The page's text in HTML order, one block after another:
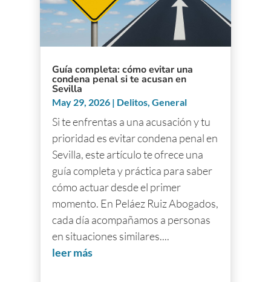
Guía completa: cómo evitar una
condena penal si te acusan en
Sevilla
May 29, 2026 | Delitos,General
Si te enfrentas a una acusación y tu
prioridad es evitar condena penal en
Sevilla, este artículo te ofrece una
guía completa y práctica para saber
cómo actuar desde el primer
momento. En Peláez Ruiz Abogados,
cada día acompañamos a personas
en situaciones similares....
leer más